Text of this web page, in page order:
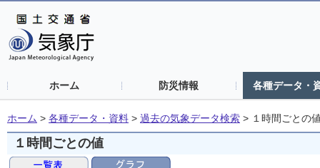
ホーム 防災情報 各種データ・
ホーム > 各種データ・資料 > 過去の気象データ検索 > １時間ごとの
１時間ごとの値